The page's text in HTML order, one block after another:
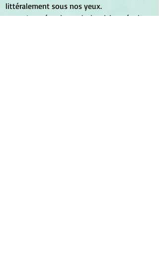
littéralement sous nos yeux.
	Le mécanisme de la vision résulte